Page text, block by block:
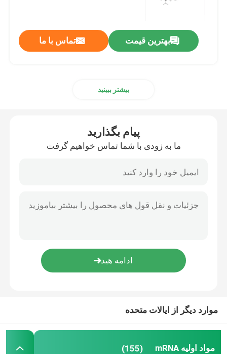
تشخیص مولکولی
سیستم تحویل
بهترین قیمت تماس با ما
بیشتر ببینید
پیام بگذارید
ما به زودی با شما تماس خواهیم گرفت
موارد دیگر از ایالات متحده
مواد اولیه mRNA (155)